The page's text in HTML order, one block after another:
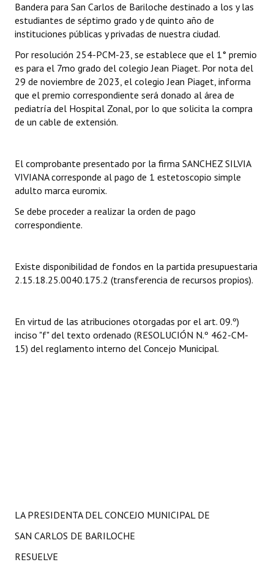
Informes de Unidad Coordinadora
Ejecución Presupuestaria
Actas de Audiencias Públicas
NORMATIVA
Comunicaciones
Resoluciones
Resoluciones de Presidencia
INSTITUCIONAL
Noticias Destacadas
Datos Históricos
Premio al Mérito - Registro
Antiguos Pobladores - Registro
Bandera para San Carlos de Bariloche destinado a los y las
estudiantes de séptimo grado y de quinto año de
instituciones públicas y privadas de nuestra ciudad.
Por resolución 254-PCM-23, se establece que el 1° premio
es para el 7mo grado del colegio Jean Piaget. Por nota del
29 de noviembre de 2023, el colegio Jean Piaget, informa
que el premio correspondiente será donado al área de
pediatría del Hospital Zonal, por lo que solicita la compra
de un cable de extensión.
El comprobante presentado por la firma SANCHEZ SILVIA
VIVIANA corresponde al pago de 1 estetoscopio simple
adulto marca euromix.
Se debe proceder a realizar la orden de pago
correspondiente.
Existe disponibilidad de fondos en la partida presupuestaria
2.15.18.25.0040.175.2 (transferencia de recursos propios).
En virtud de las atribuciones otorgadas por el art. 09.º)
inciso "f" del texto ordenado (RESOLUCIÓN N.º 462-CM-
15) del reglamento interno del Concejo Municipal.
LA PRESIDENTA DEL CONCEJO MUNICIPAL DE
SAN CARLOS DE BARILOCHE
RESUELVE